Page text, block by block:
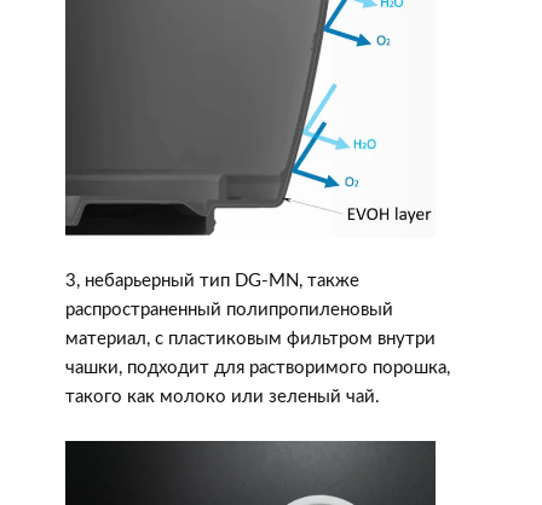
3, небарьерный тип DG-MN, также
распространенный полипропиленовый
материал, с пластиковым фильтром внутри
чашки, подходит для растворимого порошка,
такого как молоко или зеленый чай.